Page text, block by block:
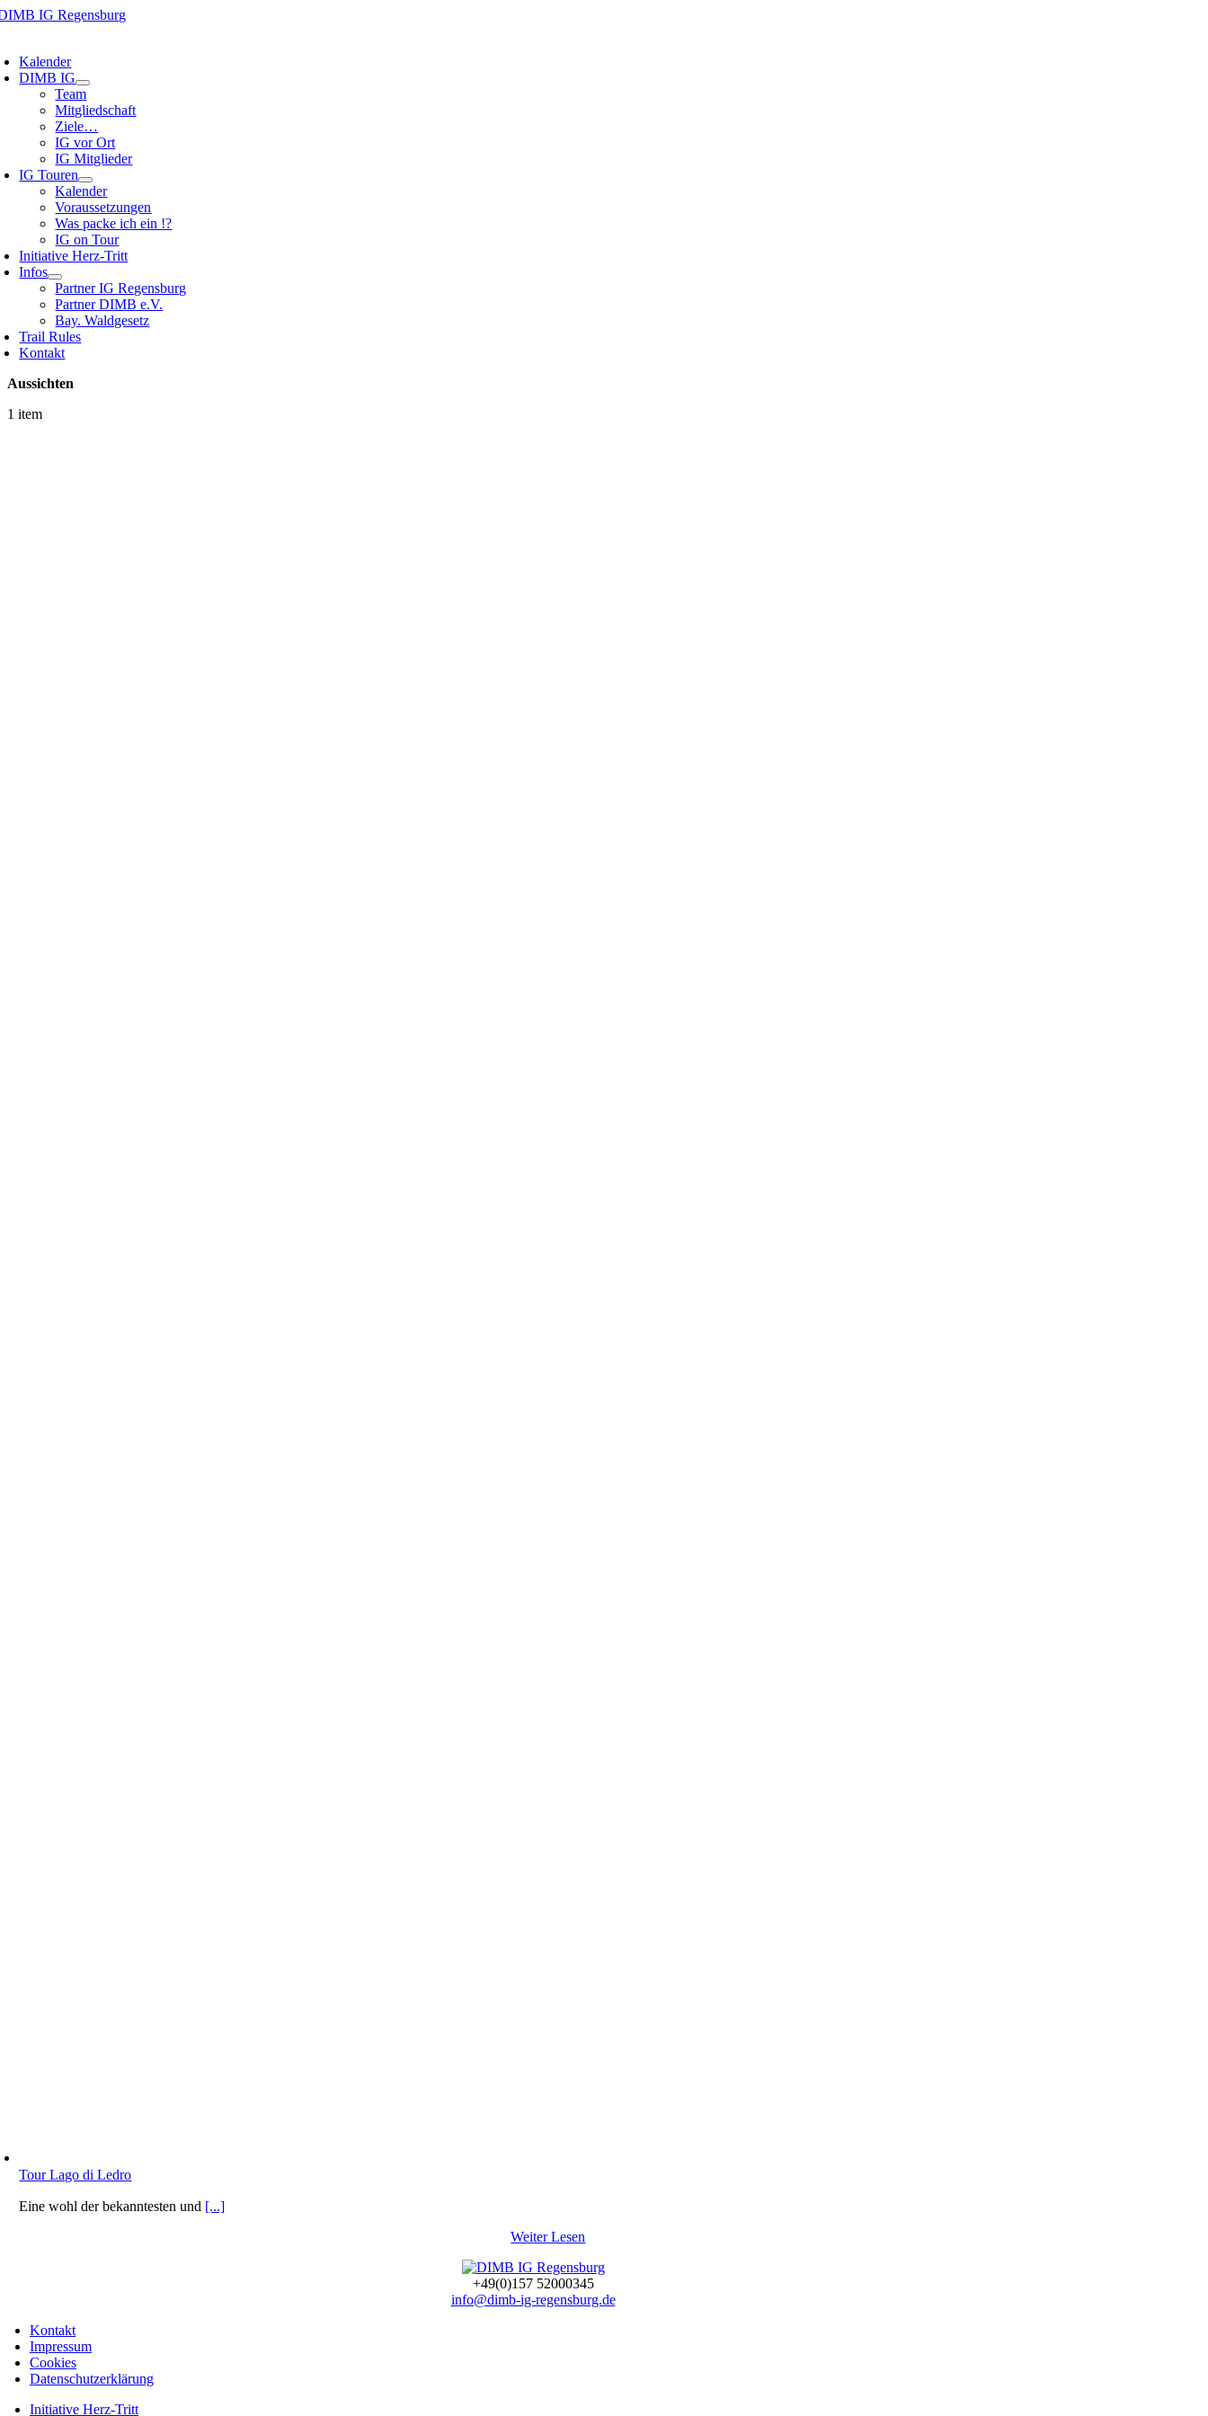
Zum
Kalender
DIMB IG
Team
Mitgliedschaft
Ziele…
IG vor Ort
IG Mitglieder
IG Touren
Kalender
Voraussetzungen
Was packe ich ein !?
IG on Tour
Initiative Herz-Tritt
Infos
Partner IG Regensburg
Partner DIMB e.V.
Bay. Waldgesetz
Trail Rules
Kontakt
Aussichten
1 item
Tour Lago di Ledro
Eine wohl der bekanntesten und [...]
Weiter Lesen
+49(0)157 52000345
info@dimb-ig-regensburg.de
Kontakt
Impressum
Cookies
Datenschutzerklärung
Initiative Herz-Tritt